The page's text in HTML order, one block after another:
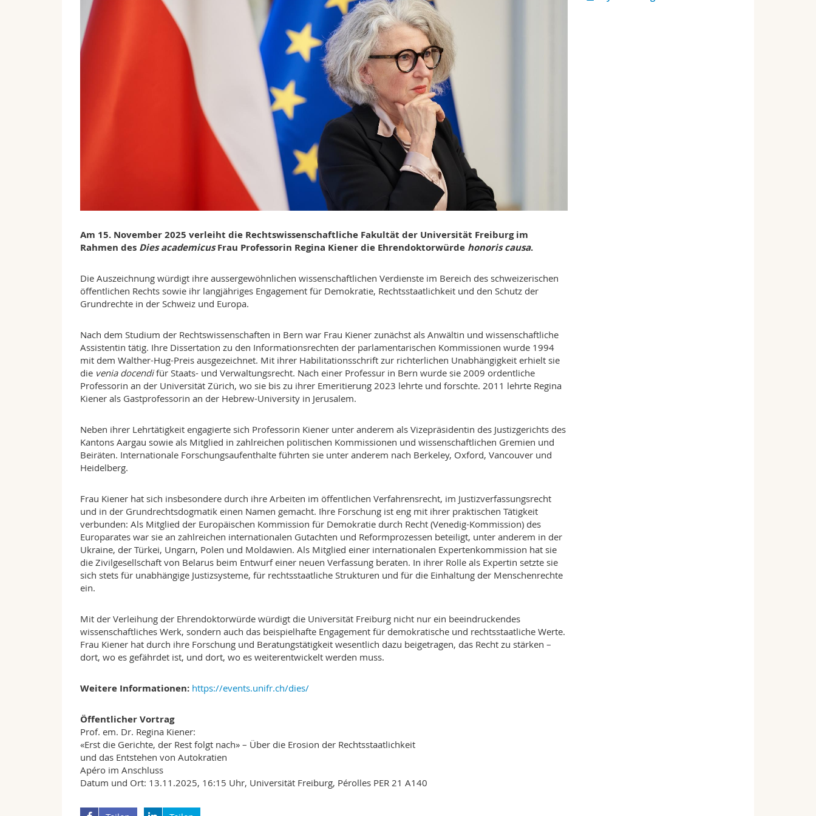
Am 15. November 2025 verleiht die Rechtswissenschaftliche Fakultät der Universität Freiburg im
Rahmen des Dies academicusFrau Professorin Regina Kiener die Ehrendoktorwürde honoris causa.
Die Auszeichnung würdigt ihre aussergewöhnlichen wissenschaftlichen Verdienste im Bereich des schweizerischen
öffentlichen Rechts sowie ihr langjähriges Engagement für Demokratie, Rechtsstaatlichkeit und den Schutz der
Grundrechte in der Schweiz und Europa.
Nach dem Studium der Rechtswissenschaften in Bern war Frau Kiener zunächst als Anwältin und wissenschaftliche
Assistentin tätig. Ihre Dissertation zu den Informationsrechten der parlamentarischen Kommissionen wurde 1994
mit dem Walther-Hug-Preis ausgezeichnet. Mit ihrer Habilitationsschrift zur richterlichen Unabhängigkeit erhielt sie
die venia docendifür Staats- und Verwaltungsrecht. Nach einer Professur in Bern wurde sie 2009 ordentliche
Professorin an der Universität Zürich, wo sie bis zu ihrer Emeritierung 2023 lehrte und forschte. 2011 lehrte Regina
Kiener als Gastprofessorin an der Hebrew-University in Jerusalem.
Neben ihrer Lehrtätigkeit engagierte sich Professorin Kiener unter anderem als Vizepräsidentin des Justizgerichts des
Kantons Aargau sowie als Mitglied in zahlreichen politischen Kommissionen und wissenschaftlichen Gremien und
Beiräten. Internationale Forschungsaufenthalte führten sie unter anderem nach Berkeley, Oxford, Vancouver und
Heidelberg.
Frau Kiener hat sich insbesondere durch ihre Arbeiten im öffentlichen Verfahrensrecht, im Justizverfassungsrecht
und in der Grundrechtsdogmatik einen Namen gemacht. Ihre Forschung ist eng mit ihrer praktischen Tätigkeit
verbunden: Als Mitglied der Europäischen Kommission für Demokratie durch Recht (Venedig-Kommission) des
Europarates war sie an zahlreichen internationalen Gutachten und Reformprozessen beteiligt, unter anderem in der
Ukraine, der Türkei, Ungarn, Polen und Moldawien. Als Mitglied einer internationalen Expertenkommission hat sie
die Zivilgesellschaft von Belarus beim Entwurf einer neuen Verfassung beraten. In ihrer Rolle als Expertin setzte sie
sich stets für unabhängige Justizsysteme, für rechtsstaatliche Strukturen und für die Einhaltung der Menschenrechte
ein.
Mit der Verleihung der Ehrendoktorwürde würdigt die Universität Freiburg nicht nur ein beeindruckendes
wissenschaftliches Werk, sondern auch das beispielhafte Engagement für demokratische und rechtsstaatliche Werte.
Frau Kiener hat durch ihre Forschung und Beratungstätigkeit wesentlich dazu beigetragen, das Recht zu stärken –
dort, wo es gefährdet ist, und dort, wo es weiterentwickelt werden muss.
Weitere Informationen: https://events.unifr.ch/dies/
Öffentlicher Vortrag
Prof. em. Dr. Regina Kiener:
«Erst die Gerichte, der Rest folgt nach» – Über die Erosion der Rechtsstaatlichkeit
und das Entstehen von Autokratien
Apéro im Anschluss
Datum und Ort: 13.11.2025, 16:15 Uhr, Universität Freiburg, Pérolles PER 21 A140